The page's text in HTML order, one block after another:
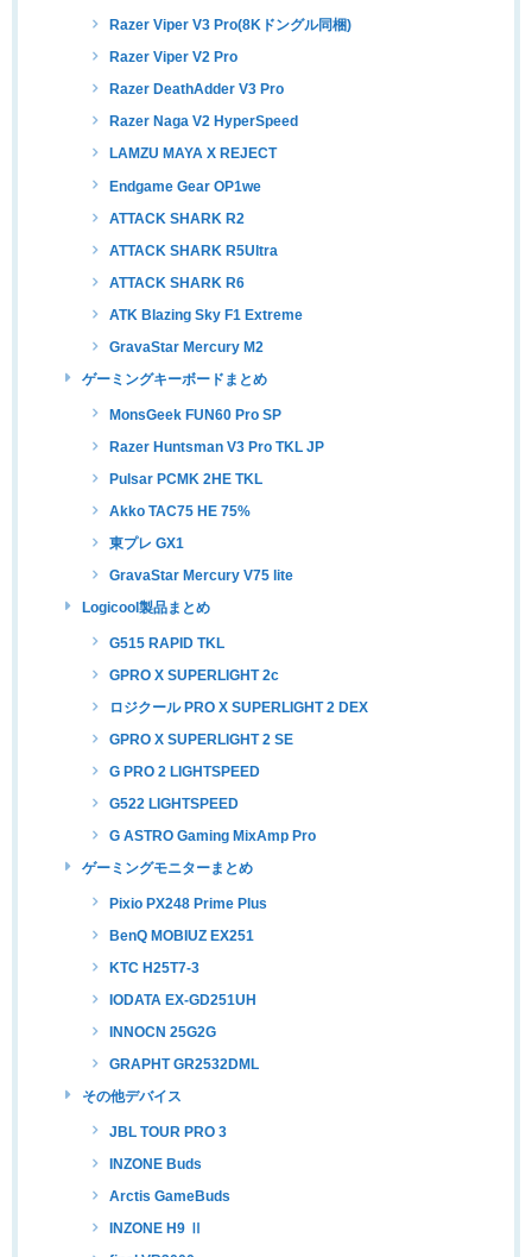
Razer Viper V3 Pro(8Kドングル同梱)
Razer Viper V2 Pro
Razer DeathAdder V3 Pro
Razer Naga V2 HyperSpeed
LAMZU MAYA X REJECT
Endgame Gear OP1we
ATTACK SHARK R2
ATTACK SHARK R5Ultra
ATTACK SHARK R6
ATK Blazing Sky F1 Extreme
GravaStar Mercury M2
ゲーミングキーボードまとめ
MonsGeek FUN60 Pro SP
Razer Huntsman V3 Pro TKL JP
Pulsar PCMK 2HE TKL
Akko TAC75 HE 75%
東プレ GX1
GravaStar Mercury V75 lite
Logicool製品まとめ
G515 RAPID TKL
GPRO X SUPERLIGHT 2c
ロジクール PRO X SUPERLIGHT 2 DEX
GPRO X SUPERLIGHT 2 SE
G PRO 2 LIGHTSPEED
G522 LIGHTSPEED
G ASTRO Gaming MixAmp Pro
ゲーミングモニターまとめ
Pixio PX248 Prime Plus
BenQ MOBIUZ EX251
KTC H25T7-3
IODATA EX-GD251UH
INNOCN 25G2G
GRAPHT GR2532DML
その他デバイス
JBL TOUR PRO 3
INZONE Buds
Arctis GameBuds
INZONE H9 Ⅱ